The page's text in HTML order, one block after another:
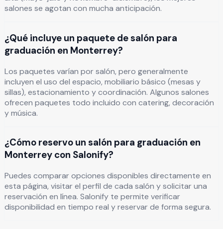
salones se agotan con mucha anticipación.
¿Qué incluye un paquete de salón para
graduación en Monterrey?
Los paquetes varían por salón, pero generalmente
incluyen el uso del espacio, mobiliario básico (mesas y
sillas), estacionamiento y coordinación. Algunos salones
ofrecen paquetes todo incluido con catering, decoración
y música.
¿Cómo reservo un salón para graduación en
Monterrey con Salonify?
Puedes comparar opciones disponibles directamente en
esta página, visitar el perfil de cada salón y solicitar una
reservación en línea. Salonify te permite verificar
disponibilidad en tiempo real y reservar de forma segura.